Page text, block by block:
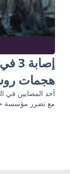
هجمات
أحد المصابين في
مع تضرر مؤسسة